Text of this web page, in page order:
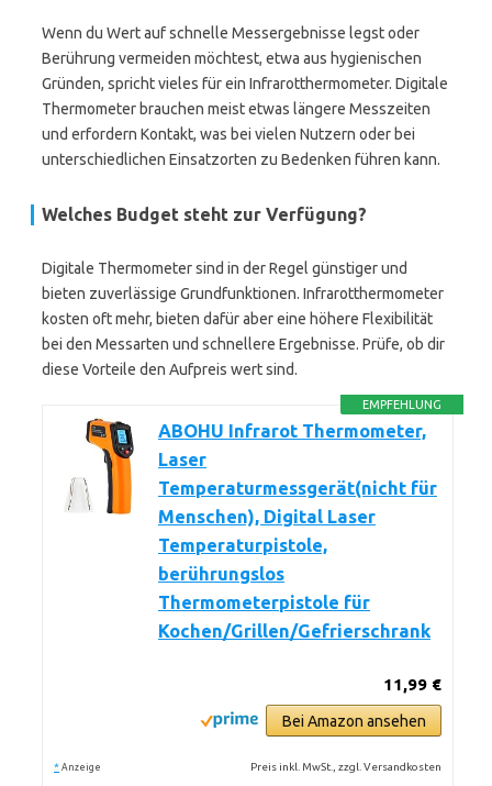
Wenn du Wert auf schnelle Messergebnisse legst oder
Berührung vermeiden möchtest, etwa aus hygienischen
Gründen, spricht vieles für ein Infrarotthermometer. Digitale
Thermometer brauchen meist etwas längere Messzeiten
und erfordern Kontakt, was bei vielen Nutzern oder bei
unterschiedlichen Einsatzorten zu Bedenken führen kann.
Welches Budget steht zur Verfügung?
Digitale Thermometer sind in der Regel günstiger und
bieten zuverlässige Grundfunktionen. Infrarotthermometer
kosten oft mehr, bieten dafür aber eine höhere Flexibilität
bei den Messarten und schnellere Ergebnisse. Prüfe, ob dir
diese Vorteile den Aufpreis wert sind.
EMPFEHLUNG
ABOHU Infrarot Thermometer,
Laser
Temperaturmessgerät(nicht für
Menschen), Digital Laser
Temperaturpistole,
berührungslos
Thermometerpistole für
Kochen/Grillen/Gefrierschrank
11,99 €
Bei Amazon ansehen
* Anzeige Preis inkl. MwSt., zzgl. Versandkosten